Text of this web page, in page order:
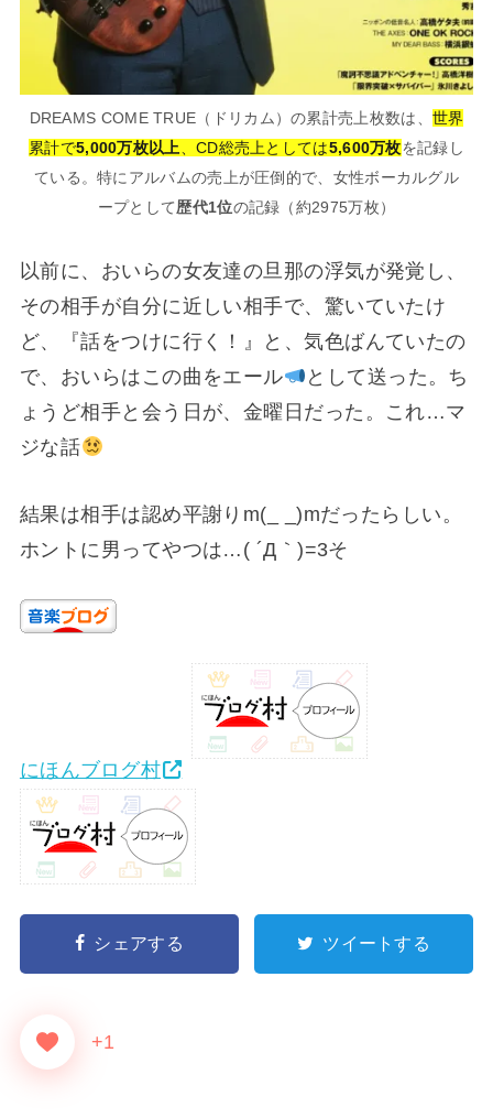
DREAMS COME TRUE（ドリカム）の累計売上枚数は、 世界
累計で5,000万枚以上 、CD総売上としては5,600万枚を記録し
ている。特にアルバムの売上が圧倒的で、女性ボーカルグル
ープとして歴代1位の記録（約2975万枚）
以前に、おいらの女友達の旦那の浮気が発覚し、
その相手が自分に近しい相手で、驚いていたけ
ど、『話をつけに行く！』と、気色ばんていたの
で、おいらはこの曲をエール
として送った。ち
ょうど相手と会う日が、金曜日だった。これ…マ
ジな話
結果は相手は認め平謝りm(_ _)mだったらしい。
ホントに男ってやつは…( ´Д｀)=3そ
にほんブログ村
シェアする ツイートする
+1